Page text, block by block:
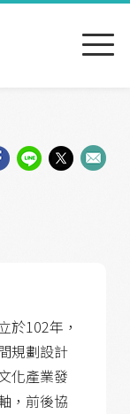
於102年，
規劃設計
化產業發
，前後協